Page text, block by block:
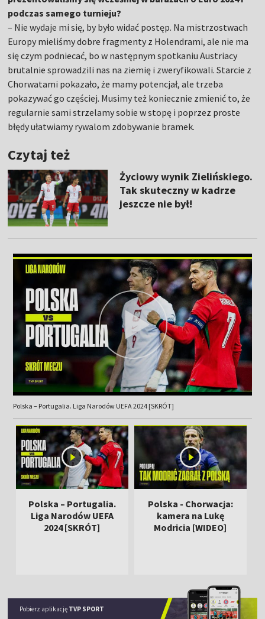
podczas samego turnieju?
– Nie wydaje mi się, by było widać postęp. Na mistrzostwach
Europy mieliśmy dobre fragmenty z Holendrami, ale nie ma
się czym podniecać, bo w następnym spotkaniu Austriacy
brutalnie sprowadzili nas na ziemię i zweryfikowali. Starcie z
Chorwatami pokazało, że mamy potencjał, ale trzeba
pokazywać go częściej. Musimy też koniecznie zmienić to, że
regularnie sami strzelamy sobie w stopę i poprzez proste
błędy ułatwiamy rywalom zdobywanie bramek.
Czytaj też
Życiowy wynik Zielińskiego.
Tak skuteczny w kadrze
jeszcze nie był!
Polska – Portugalia. Liga Narodów UEFA 2024 [SKRÓT]
Polska – Portugalia.
Liga Narodów UEFA
2024 [SKRÓT]
Polska - Chorwacja:
kamera na Lukę
Modricia [WIDEO]
Pobierz aplikację TVP SPORT